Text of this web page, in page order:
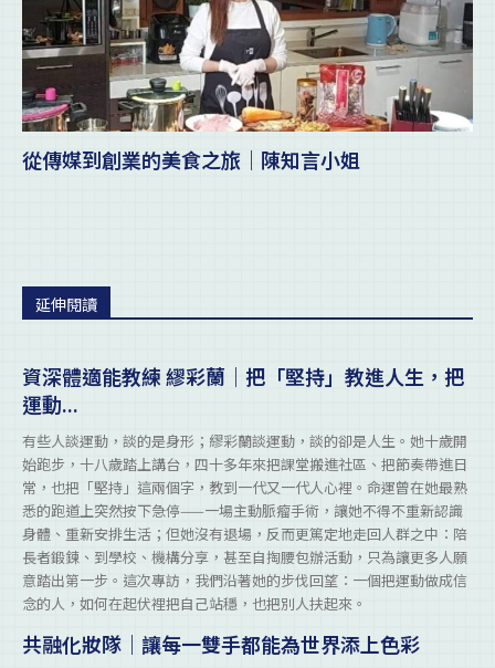
從傳媒到創業的美食之旅｜陳知言小姐
延伸閱讀
資深體適能教練 繆彩蘭｜把「堅持」教進人生，把
運動...
有些人談運動，談的是身形；繆彩蘭談運動，談的卻是人生。她十歲開
始跑步，十八歲踏上講台，四十多年來把課堂搬進社區、把節奏帶進日
常，也把「堅持」這兩個字，教到一代又一代人心裡。命運曾在她最熟
悉的跑道上突然按下急停——一場主動脈瘤手術，讓她不得不重新認識
身體、重新安排生活；但她沒有退場，反而更篤定地走回人群之中：陪
長者鍛鍊、到學校、機構分享，甚至自掏腰包辦活動，只為讓更多人願
意踏出第一步。這次專訪，我們沿著她的步伐回望：一個把運動做成信
念的人，如何在起伏裡把自己站穩，也把別人扶起來。
共融化妝隊｜讓每一雙手都能為世界添上色彩